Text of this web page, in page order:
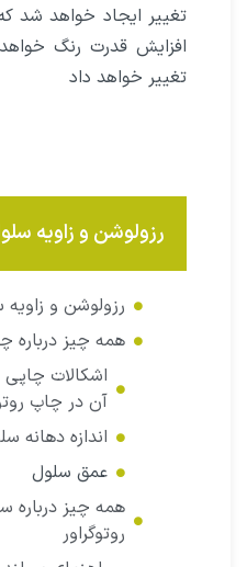
تغییر ایجاد خواهد شد
افزایش قدرت رنگ
تغییر خواهد داد
رزولوشن و زاویه
رزولوشن و زاویه
همه چیز درباره
اشکالات
آن در چاپ
اندازه دهانه
عمق سلول
همه چیز درباره
روتوگراور